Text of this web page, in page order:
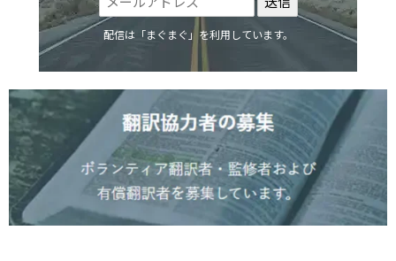
配信は「まぐまぐ」を利用しています。